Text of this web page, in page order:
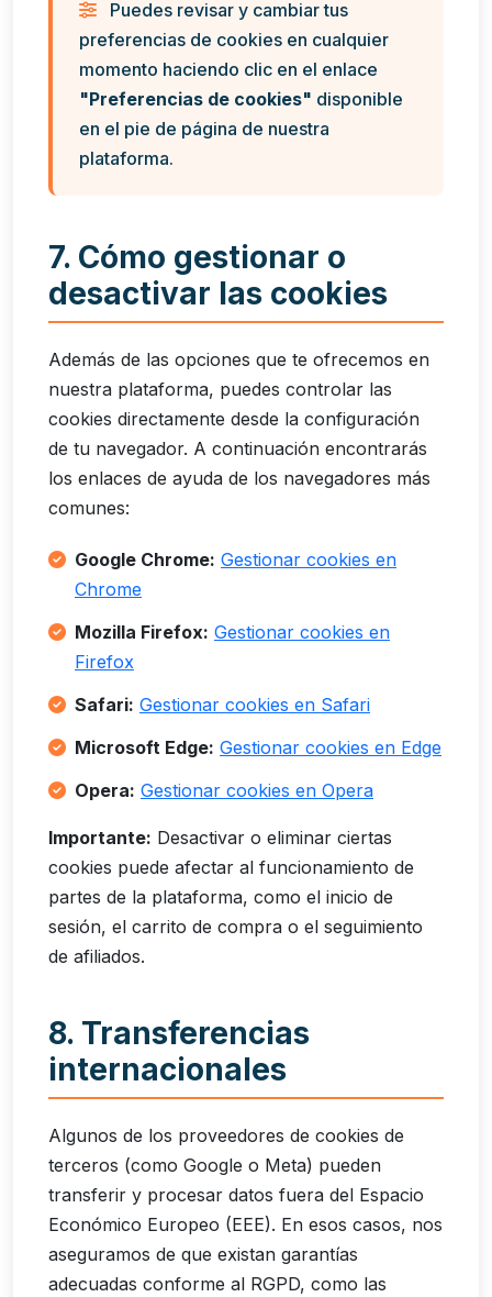
Puedes revisar y cambiar tus
preferencias de cookies en cualquier
momento haciendo clic en el enlace
"Preferencias de cookies" disponible
en el pie de página de nuestra
plataforma.
7. Cómo gestionar o
desactivar las cookies
Además de las opciones que te ofrecemos en
nuestra plataforma, puedes controlar las
cookies directamente desde la configuración
de tu navegador. A continuación encontrarás
los enlaces de ayuda de los navegadores más
comunes:
Google Chrome: Gestionar cookies en
Chrome
Mozilla Firefox: Gestionar cookies en
Firefox
Safari: Gestionar cookies en Safari
Microsoft Edge: Gestionar cookies en Edge
Opera: Gestionar cookies en Opera
Importante: Desactivar o eliminar ciertas
cookies puede afectar al funcionamiento de
partes de la plataforma, como el inicio de
sesión, el carrito de compra o el seguimiento
de afiliados.
8. Transferencias
internacionales
Algunos de los proveedores de cookies de
terceros (como Google o Meta) pueden
transferir y procesar datos fuera del Espacio
Económico Europeo (EEE). En esos casos, nos
aseguramos de que existan garantías
adecuadas conforme al RGPD, como las